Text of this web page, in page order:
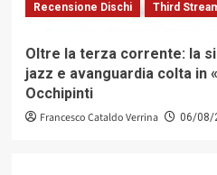
Recensione Dischi
Third
Oltre la terza corrente: la
jazz e avanguardia colta in
Occhipinti
Francesco Cataldo Verrina 06/08/